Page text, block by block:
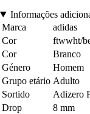
Informações
Marca
adidas
Cor
ftwwht/
Cor
Branco
Género
Homem
Grupo etário Adulto
Sortido
Adizero
Drop
8 mm